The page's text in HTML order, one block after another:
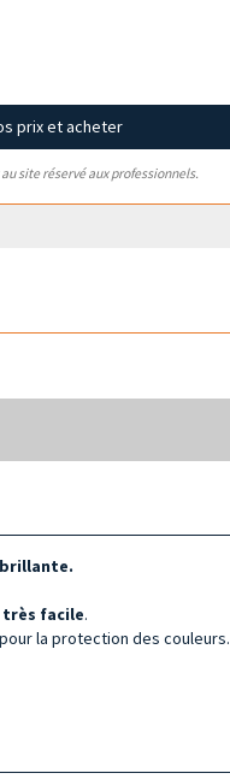
prix et acheter
site réservé aux professionnels.
facile.
la protection des couleurs.